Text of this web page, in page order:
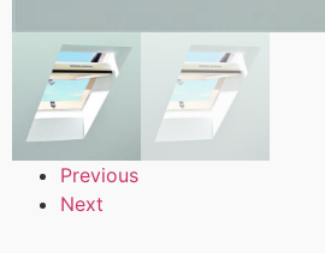
Previous
Next